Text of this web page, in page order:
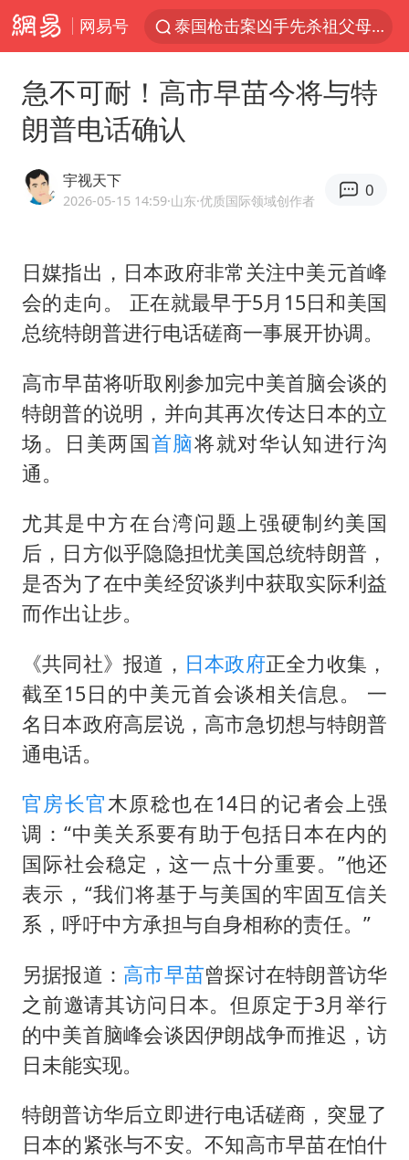
网易号
泰国枪击案凶手先杀祖父母后行凶
我国货物贸易进出口超30万亿元
王力宏演唱会黄牛带观众藏匿被查获
四川宜宾市高县发生4.9级地震
国防部：坚决反制任何闹海挑衅图谋
“立秋的第一杯奶茶”又爆单了
陕西省委书记赶赴柞水县杏坪镇
女孩摆摊卖菌子时收到北大通知书
国防部回应日本试射“战斧”导弹
改名后的“青海拉面”店
东方之约 相约未来
急不可耐！高市早苗今将与特
朗普电话确认
宇视天下
2026-05-15 14:59·山东·优质国际领域创作者
0
日媒指出，日本政府非常关注中美元首峰
会的走向。 正在就最早于5月15日和美国
总统特朗普进行电话磋商一事展开协调。
高市早苗将听取刚参加完中美首脑会谈的
特朗普的说明，并向其再次传达日本的立
场。日美两国首脑将就对华认知进行沟
通。
尤其是中方在台湾问题上强硬制约美国
后，日方似乎隐隐担忧美国总统特朗普，
是否为了在中美经贸谈判中获取实际利益
而作出让步。
《共同社》报道， 日本政府正全力收集，
截至15日的中美元首会谈相关信息。 一
名日本政府高层说，高市急切想与特朗普
通电话。
官房长官木原稔也在14日的记者会上强
调：“中美关系要有助于包括日本在内的
国际社会稳定，这一点十分重要。”他还
表示，“我们将基于与美国的牢固互信关
系，呼吁中方承担与自身相称的责任。”
另据报道： 高市早苗曾探讨在特朗普访华
之前邀请其访问日本。但原定于3月举行
的中美首脑峰会谈因伊朗战争而推迟，访
日未能实现。
特朗普访华后立即进行电话磋商，突显了
日本的紧张与不安。不知高市早苗在怕什